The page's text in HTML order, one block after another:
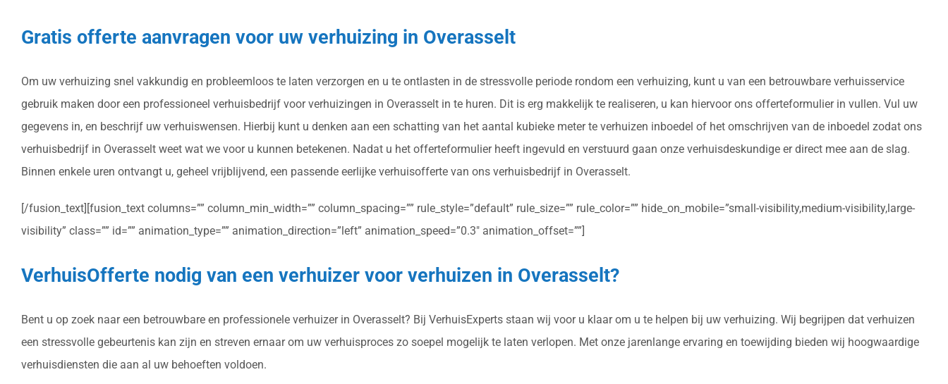
Gratis offerte aanvragen voor uw verhuizing in Overasselt
Om uw verhuizing snel vakkundig en probleemloos te laten verzorgen en u te ontlasten in de stressvolle periode rondom een verhuizing, kunt u van een betrouwbare verhuisservice
gebruik maken door een professioneel verhuisbedrijf voor verhuizingen in Overasselt in te huren. Dit is erg makkelijk te realiseren, u kan hiervoor ons offerteformulier in vullen. Vul uw
gegevens in, en beschrijf uw verhuiswensen. Hierbij kunt u denken aan een schatting van het aantal kubieke meter te verhuizen inboedel of het omschrijven van de inboedel zodat ons
verhuisbedrijf in Overasselt weet wat we voor u kunnen betekenen. Nadat u het offerteformulier heeft ingevuld en verstuurd gaan onze verhuisdeskundige er direct mee aan de slag.
Binnen enkele uren ontvangt u, geheel vrijblijvend, een passende eerlijke verhuisofferte van ons verhuisbedrijf in Overasselt.
[/fusion_text][fusion_text columns=”” column_min_width=”” column_spacing=”” rule_style=”default” rule_size=”” rule_color=”” hide_on_mobile=”small-visibility,medium-visibility,large-
visibility” class=”” id=”” animation_type=”” animation_direction=”left” animation_speed=”0.3″ animation_offset=””]
VerhuisOfferte nodig van een verhuizer voor verhuizen in Overasselt?
Bent u op zoek naar een betrouwbare en professionele verhuizer in Overasselt? Bij VerhuisExperts staan wij voor u klaar om u te helpen bij uw verhuizing. Wij begrijpen dat verhuizen
een stressvolle gebeurtenis kan zijn en streven ernaar om uw verhuisproces zo soepel mogelijk te laten verlopen. Met onze jarenlange ervaring en toewijding bieden wij hoogwaardige
verhuisdiensten die aan al uw behoeften voldoen.